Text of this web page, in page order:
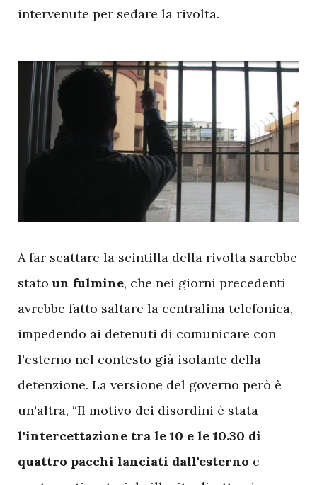
intervenute per sedare la rivolta.
Afar scattare la scintilla della rivolta sarebbe
statoun fulmine, che nei giorni precedenti
avrebbe fatto saltare la centralina telefonica,
impedendo ai detenuti di comunicare con
l'esterno nel contesto già isolante della
detenzione. La versione del governo però è
un'altra, “Il motivo dei disordini è stata
l'intercettazione tra le 10 e le 10.30 di
quattro pacchi lanciati dall'esterno e